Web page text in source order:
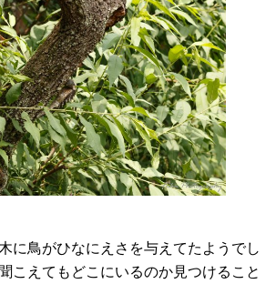
に鳥がひなにえさを与えてたようでし
こえてもどこにいるのか見つけること